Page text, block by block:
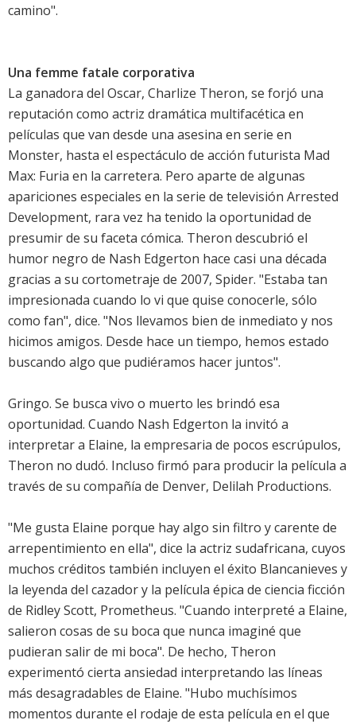
camino".
Una femme fatale corporativa
La ganadora del Oscar, Charlize Theron, se forjó una
reputación como actriz dramática multifacética en
películas que van desde una asesina en serie en
Monster, hasta el espectáculo de acción futurista Mad
Max: Furia en la carretera. Pero aparte de algunas
apariciones especiales en la serie de televisión Arrested
Development, rara vez ha tenido la oportunidad de
presumir de su faceta cómica. Theron descubrió el
humor negro de Nash Edgerton hace casi una década
gracias a su cortometraje de 2007, Spider. "Estaba tan
impresionada cuando lo vi que quise conocerle, sólo
como fan", dice. "Nos llevamos bien de inmediato y nos
hicimos amigos. Desde hace un tiempo, hemos estado
buscando algo que pudiéramos hacer juntos".
Gringo. Se busca vivo o muerto les brindó esa
oportunidad. Cuando Nash Edgerton la invitó a
interpretar a Elaine, la empresaria de pocos escrúpulos,
Theron no dudó. Incluso firmó para producir la película a
través de su compañía de Denver, Delilah Productions.
"Me gusta Elaine porque hay algo sin filtro y carente de
arrepentimiento en ella", dice la actriz sudafricana, cuyos
muchos créditos también incluyen el éxito Blancanieves y
la leyenda del cazador y la película épica de ciencia ficción
de Ridley Scott, Prometheus. "Cuando interpreté a Elaine,
salieron cosas de su boca que nunca imaginé que
pudieran salir de mi boca". De hecho, Theron
experimentó cierta ansiedad interpretando las líneas
más desagradables de Elaine. "Hubo muchísimos
momentos durante el rodaje de esta película en el que